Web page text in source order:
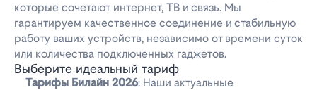
которые сочетают интернет, ТВ и связь. Мы
гарантируем качественное соединение и стабильную
работу ваших устройств, независимо от времени суток
или количества подключенных гаджетов.
Выберите идеальный тариф
Тарифы Билайн 2026: Наши актуальные